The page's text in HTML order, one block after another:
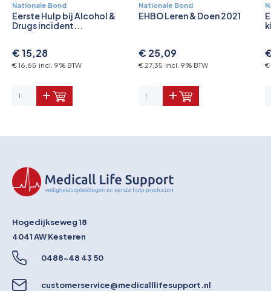
Nationale Bond
Eerste Hulp bij Alcohol &
Drugs incident...
€ 15,28
€ 16,65 incl. 9% BTW
Nationale Bond
EHBO Leren & Doen 2021
€ 25,09
€ 27,35 incl. 9% BTW €
Hogedijkseweg 18
4041 AWKesteren
0488-48 43 50
customerservice@medicalllifesupport.nl